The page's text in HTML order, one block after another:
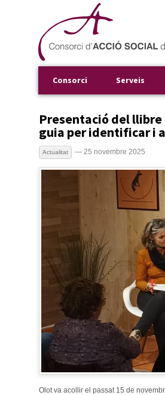
Consorci Serveis
Presentació del llibre
guia per identificar i
Actualitat — 25 novembre 2025
Olot va acollir el passat 15 de